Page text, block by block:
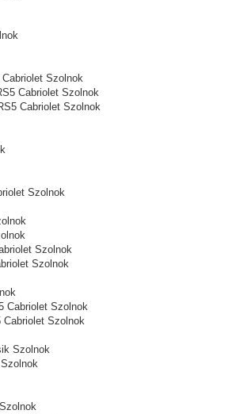
Szolnok
Cabriolet Szolnok
Cabriolet Szolnok
Szolnok
Szolnok
Szolnok
Cabriolet Szolnok
Cabriolet Szolnok
Szolnok